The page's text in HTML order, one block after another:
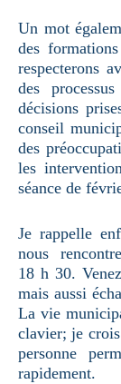
Un mot
des
respecterons
des
décisions
conseil
des
les
séance de
Je rappelle
nous
18 h 30.
mais aussi
La vie
clavier; je
personne
rapidement.